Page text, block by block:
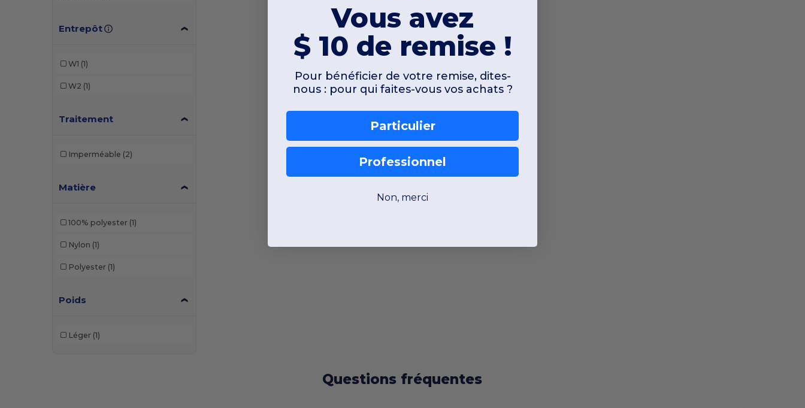
Entrepôt
W1 (1)
W2 (1)
Traitement
Imperméable (2)
Matière
100% polyester (1)
Nylon (1)
Polyester (1)
Poids
Léger (1)
Questions fréquentes
Vous avez
$ 10 de remise !
Pour bénéficier de votre remise, dites-
nous : pour qui faites-vous vos achats ?
Particulier
Professionnel
Non, merci